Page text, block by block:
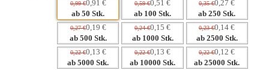
– Ideal für Events und als langlebiges Werbemittel
0,99 €0,91 €
ab 50 Stk.
0,59 €0,51 €
ab 100 Stk.
0,35 €0,27 €
ab 250 Stk.
0,27 €0,19 €
ab 500 Stk.
0,24 €0,15 €
ab 1000 Stk.
0,23 €0,14 €
ab 2500 Stk.
0,22 €0,13 €
ab 5000 Stk.
0,22 €0,13 €
ab 10000 Stk.
0,22 €0,12 €
ab 25000 Stk.